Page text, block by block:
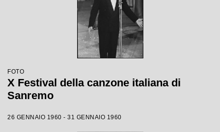
FOTO
X Festival della canzone italiana di
Sanremo
26 GENNAIO 1960 - 31 GENNAIO 1960